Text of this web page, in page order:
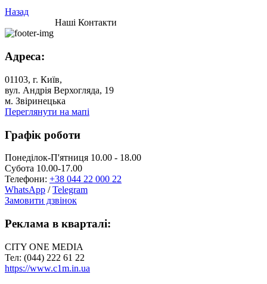
Назад
Наші Контакти
Адреса:
01103, г. Київ,
вул. Андрія Верхогляда, 19
м. Звіринецька
Переглянути на мапі
Графік роботи
Понеділок-П'ятниця 10.00 - 18.00
Субота 10.00-17.00
Телефони: +38 044 22 000 22
WhatsApp /Telegram
Замовити дзвінок
Реклама в кварталі:
CITY ONE MEDIA
Тел: (044) 222 61 22
https://www.c1m.in.ua